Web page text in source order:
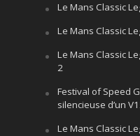
Le Mans Classic
Le Mans Classic
Le Mans Classic
2
Festival of Speed
silencieuse d’un
Le Mans Classic